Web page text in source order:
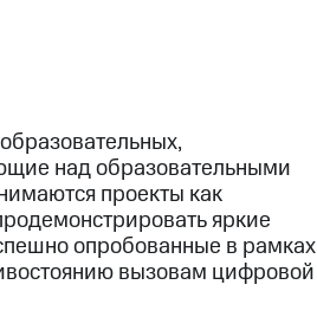
над образовательными
проекты как
яркие
опробованные в рамках
вызовам цифровой